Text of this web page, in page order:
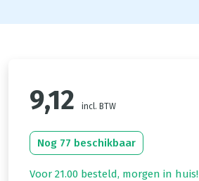
9,12 incl. BTW
Nog 77 beschikbaar
Voor 21.00 besteld, morgen in huis!